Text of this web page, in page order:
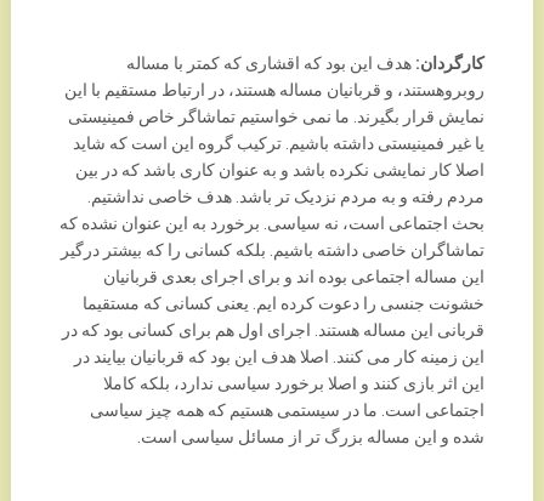
کارگردان: هدف این بود که اقشاری که کمتر با مساله
روبروهستند، و قربانیان مساله هستند، در ارتباط مستقیم با این
نمایش قرار بگیرند. ما نمی خواستیم تماشاگر خاص فمینیستی
یا غیر فمینیستی داشته باشیم. ترکیب گروه این است که شاید
اصلا کار نمایشی نکرده باشد و به عنوان کاری باشد که در بین
مردم رفته و به مردم نزدیک تر باشد. هدف خاصی نداشتیم.
بحث اجتماعی است، نه سیاسی. برخورد به این عنوان نشده که
تماشاگران خاصی داشته باشیم. بلکه کسانی را که بیشتر درگیر
این مساله اجتماعی بوده اند و برای اجرای بعدی قربانیان
خشونت جنسی را دعوت کرده ایم. یعنی کسانی که مستقیما
قربانی این مساله هستند. اجرای اول هم برای کسانی بود که در
این زمینه کار می کنند. اصلا هدف این بود که قربانیان بیایند در
این اثر بازی کنند و اصلا برخورد سیاسی ندارد، بلکه کاملا
اجتماعی است. ما در سیستمی هستیم که همه چیز سیاسی
شده و این مساله بزرگ تر از مسائل سیاسی است.